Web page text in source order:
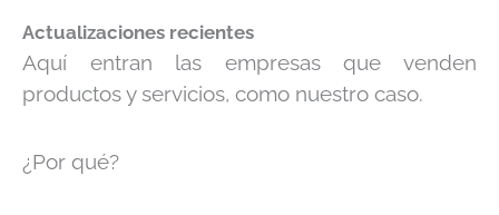
Actualizaciones recientes
Aquí entran las empresas que venden
productos y servicios, como nuestro caso.
¿Por qué?